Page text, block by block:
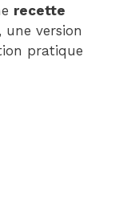
recette
, une version
pratique